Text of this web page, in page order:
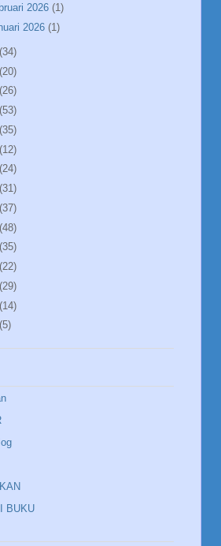
2026 (1)
2026 (1)
(34)
(20)
(26)
(53)
(35)
(12)
(24)
(31)
(37)
(48)
(35)
(22)
(29)
(14)
(5)
BUKU